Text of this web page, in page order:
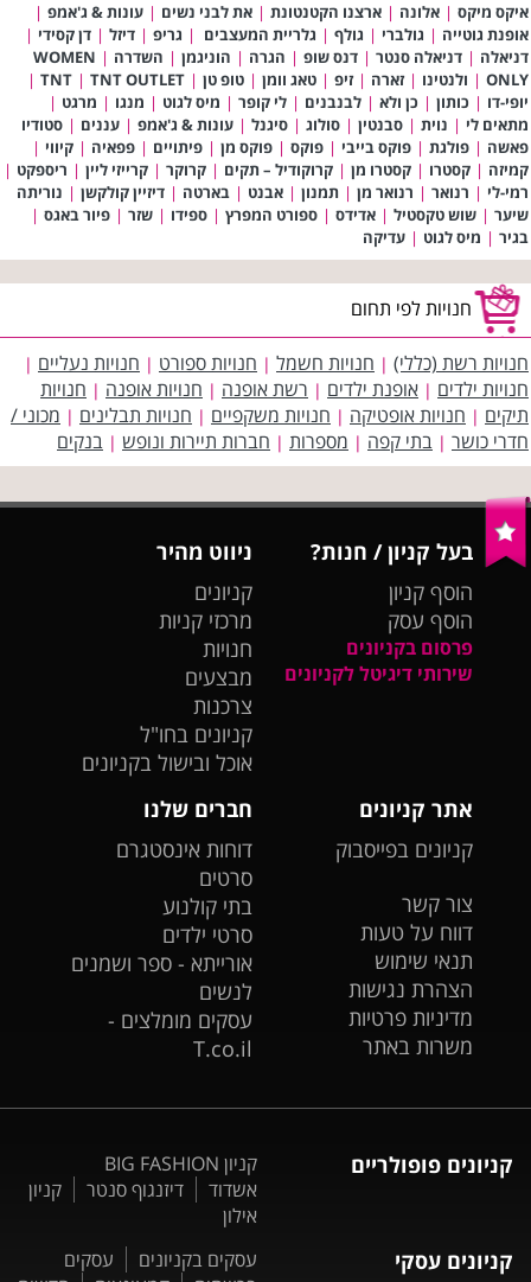
איקס מיקס | אלונה | ארצנו הקטנטונת | את לבני נשים | עונות & ג'אמפ |
אופנת גוטייה | גולברי | גולף | גלריית המעצבים | גריפ | דיזל | דן קסידי |
דניאלה | דניאלה סנטר | דנס שופ | הגרה | הוניגמן | השדרה |
WOMEN
ONLY
| ולנטינו | זארה | זיפ | טאג וומן | טופ טן |
TNT | TNT OUTLET
|
יופי-דו | כותון | כן ולא | לבנבנים | לי קופר | מיס לגוט | מנגו | מרגט |
מתאים לי | נוית | סבנטין | סולוג | סיגנל | עונות & ג'אמפ | עננים | סטודיו
פאשה | פולגת | פוקס בייבי | פוקס | פוקס מן | פיתויים | פפאיה | קיווי |
קמיזה | קסטרו | קסטרו מן | קרוקודיל – תקים | קרוקר | קרייזי ליין | ריספקט |
רמי-לי | רנואר | רנואר מן | תמנון | אבנט | בארטה | דיזיין קולקשן | נוריתה
שיער | שוש טקסטיל | אדידס | ספורט המפרץ | ספידו | שזר | פיור באגס |
בגיר | מיס לגוט | עדיקה
חנויות לפי תחום
חנויות רשת (כללי) | חנויות חשמל | חנויות ספורט | חנויות נעליים |
חנויות ילדים | אופנת ילדים | רשת אופנה | חנויות אופנה | חנויות
תיקים | חנויות אופטיקה | חנויות משקפיים | חנויות תבלינים | מכוני /
חדרי כושר | בתי קפה | מספרות | חברות תיירות ונופש | בנקים
בעל קניון / חנות?
הוסף קניון
הוסף עסק
פרסום בקניונים
שירותי דיגיטל לקניונים
ניווט מהיר
קניונים
מרכזי קניות
חנויות
מבצעים
צרכנות
קניונים בחו"ל
אוכל ובישול בקניונים
אתר קניונים
קניונים בפייסבוק
צור קשר
דווח על טעות
תנאי שימוש
הצהרת נגישות
מדיניות פרטיות
משרות באתר
חברים שלנו
דוחות אינסטגרם
סרטים
בתי קולנוע
סרטי ילדים
אורייתא - ספר ושמנים
לנשים
עסקים מומלצים -
T.co.il
קניונים פופולריים
קניון BIG FASHION
אשדוד
דיזנגוף סנטר
קניון
אילון
קניונים עסקי עסקים בקניונים
עסקים